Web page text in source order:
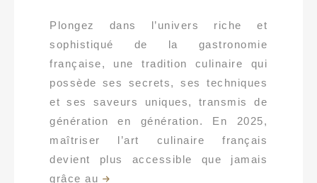
Plongez dans l’univers riche et
sophistiqué de la gastronomie
française, une tradition culinaire qui
possède ses secrets, ses techniques
et ses saveurs uniques, transmis de
génération en génération. En 2025,
maîtriser l’art culinaire français
devient plus accessible que jamais
grâce au